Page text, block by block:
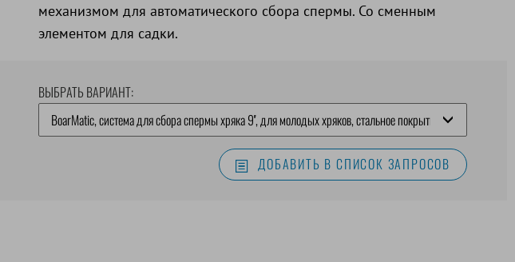
механизмом для автоматического сбора спермы. Со сменным
элементом для садки.
ВЫБРАТЬ ВАРИАНТ:
ДОБАВИТЬ В СПИСОК ЗАПРОСОВ